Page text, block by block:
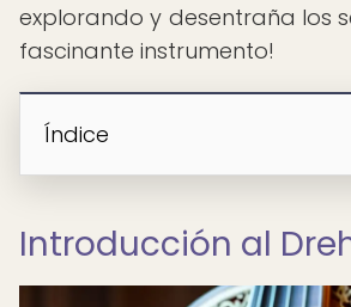
explorando y desentraña los
fascinante instrumento!
Índice
Introducción al